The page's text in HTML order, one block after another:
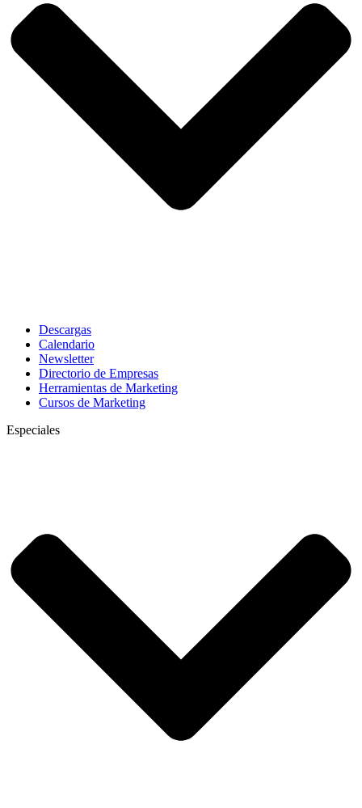
Descargas
Calendario
Newsletter
Directorio de Empresas
Herramientas de Marketing
Cursos de Marketing
Especiales